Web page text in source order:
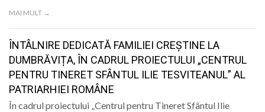
MAI MULT →
ÎNTÂLNIRE DEDICATĂ FAMILIEI CREȘTINE LA
DUMBRĂVIȚA, ÎN CADRUL PROIECTULUI „CENTRUL
PENTRU TINERET SFÂNTUL ILIE TESVITEANUL” AL
PATRIARHIEI ROMÂNE
În cadrul proiectului „Centrul pentru Tineret Sfântul Ilie